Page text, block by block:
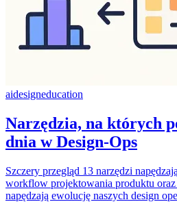
aidesigneducation
Narzędzia, na których
dnia w Design-Ops
Szczery przegląd 13 narzędzi
workflow projektowania produktu
napędzają ewolucję naszych design